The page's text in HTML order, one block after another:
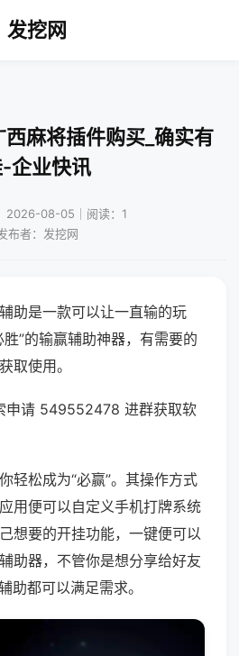
发挖网
麻将插件购买_确实有
企业快讯
2026-08-05｜阅读：1
布者：发挖网
助是一款可以让一直输的玩
”的输赢辅助神器，有需要的
取使用。
申请 549552478 进群获取软
轻松成为“必赢”。其操作方式
用便可以自定义手机打牌系统
想要的开挂功能，一键便可以
助器，不管你是想分享给好友
助都可以满足需求。